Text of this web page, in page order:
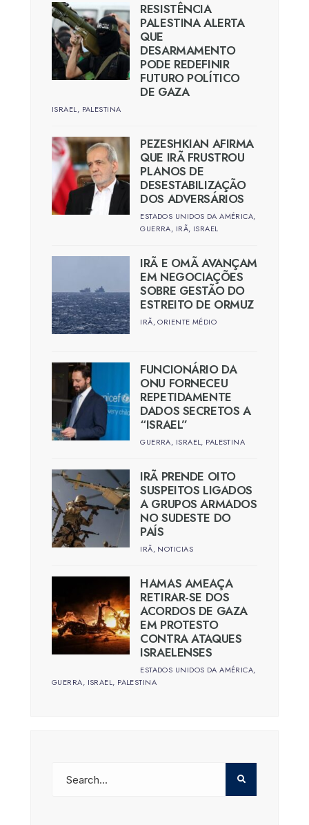
RESISTÊNCIA
PALESTINA ALERTA
QUE
DESARMAMENTO
PODE REDEFINIR
FUTURO POLÍTICO
DE GAZA
ISRAEL, PALESTINA
PEZESHKIAN AFIRMA
QUE IRÃ FRUSTROU
PLANOS DE
DESESTABILIZAÇÃO
DOS ADVERSÁRIOS
ESTADOS UNIDOS DA AMÉRICA,
GUERRA, IRÃ, ISRAEL
IRÃ E OMÃ AVANÇAM
EM NEGOCIAÇÕES
SOBRE GESTÃO DO
ESTREITO DE ORMUZ
IRÃ,ORIENTE MÉDIO
FUNCIONÁRIO DA
ONU FORNECEU
REPETIDAMENTE
DADOS SECRETOS A
“ISRAEL”
GUERRA, ISRAEL, PALESTINA
IRÃ PRENDE OITO
SUSPEITOS LIGADOS
A GRUPOS ARMADOS
NO SUDESTE DO
PAÍS
IRÃ, NOTICIAS
HAMAS AMEAÇA
RETIRAR-SE DOS
ACORDOS DE GAZA
EM PROTESTO
CONTRA ATAQUES
ISRAELENSES
ESTADOS UNIDOS DA AMÉRICA,
GUERRA, ISRAEL, PALESTINA